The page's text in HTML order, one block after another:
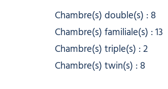
Chambre(s) double(s) : 8
Chambre(s) familiale(s) : 13
Chambre(s) triple(s) : 2
Chambre(s) twin(s) : 8